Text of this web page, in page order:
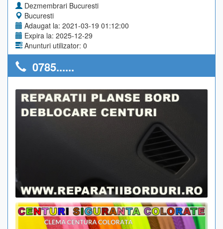
Dezmembrari Bucuresti
Bucuresti
Adaugat la: 2021-03-19 01:12:00
Expira la: 2025-12-29
Anunturi utilizator: 0
0785......